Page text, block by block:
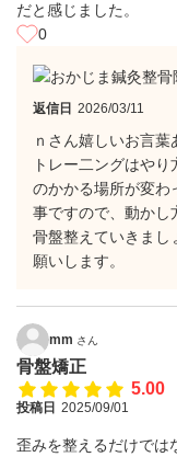
だと感じました。
0
返信日 2026/03/11
ｎさん嬉しいお言葉
トレー二ングはや
のかかる場所が変わ
事ですので、動かし
骨盤整えていきまし
願いします。
mm さん
骨盤矯正
5.00
投稿日 2025/09/01
歪みを整えるだけでは